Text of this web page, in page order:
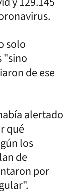
solo
"sino
de ese
alertado
qué
los
de
por